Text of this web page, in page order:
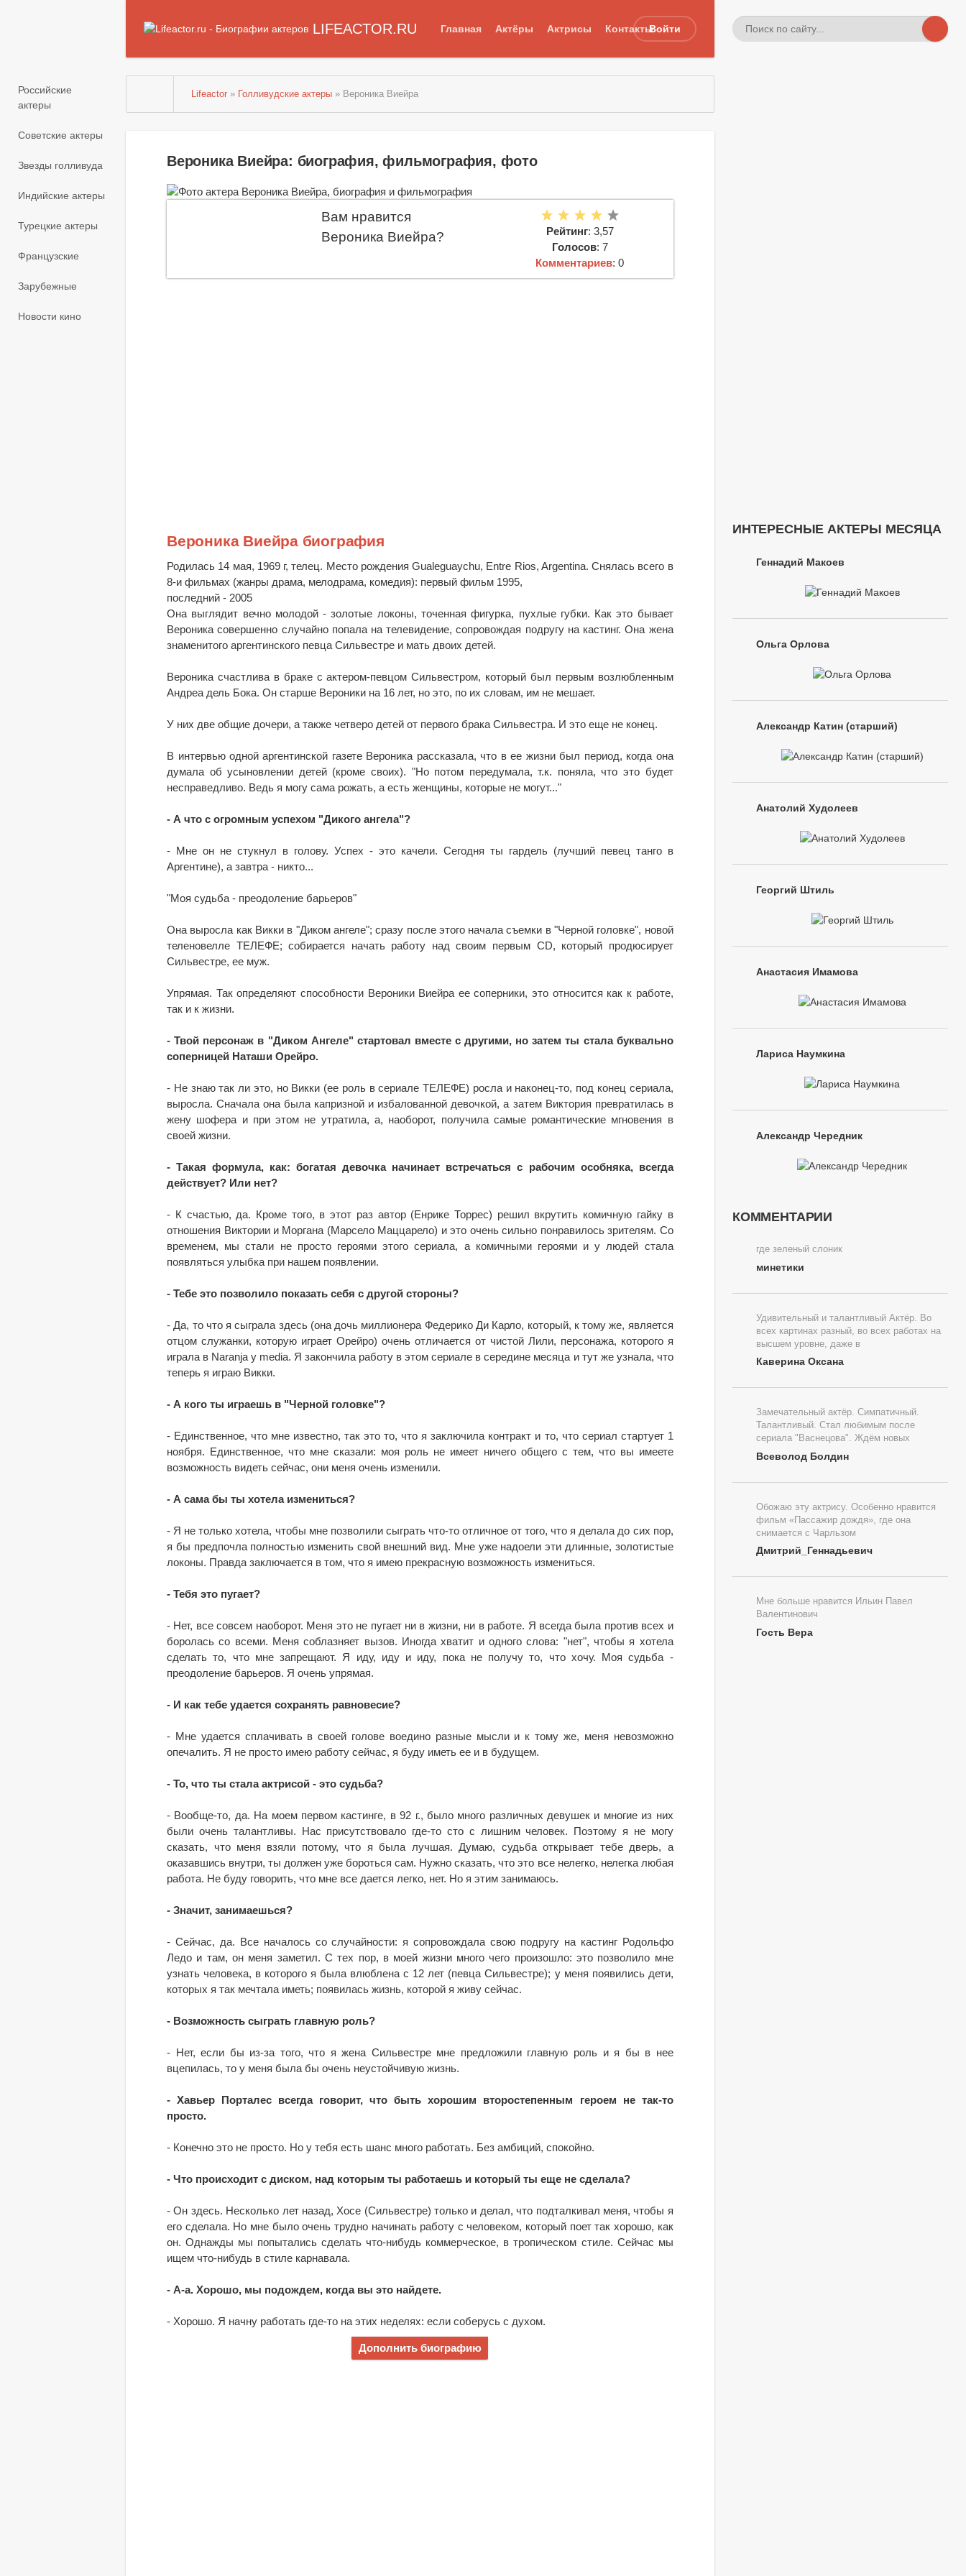
LIFEACTOR.RU Главная Актёры Актрисы КонтактыВойти
Российские
актеры
Советские актеры
Звезды голливуда
Индийские актеры
Турецкие актеры
Французские
Зарубежные
Новости кино
Lifeactor » Голливудские актеры » Вероника Виейра
Вероника Виейра: биография, фильмография, фото
Вам нравится
Вероника Виейра?
Рейтинг: 3,57
Голосов: 7
Комментариев: 0
Вероника Виейра биография
Родилась 14 мая, 1969 г, телец. Место рождения Gualeguaychu, Entre Rios, Argentina. Снялась всего в
8-и фильмах (жанры драма, мелодрама, комедия): первый фильм 1995,
последний - 2005
Она выглядит вечно молодой - золотые локоны, точенная фигурка, пухлые губки. Как это бывает
Вероника совершенно случайно попала на телевидение, сопровождая подругу на кастинг. Она жена
знаменитого аргентинского певца Сильвестре и мать двоих детей.
Вероника счастлива в браке с актером-певцом Сильвестром, который был первым возлюбленным
Андреа дель Бока. Он старше Вероники на 16 лет, но это, по их словам, им не мешает.
У них две общие дочери, а также четверо детей от первого брака Сильвестра. И это еще не конец.
В интервью одной аргентинской газете Вероника рассказала, что в ее жизни был период, когда она
думала об усыновлении детей (кроме своих). "Но потом передумала, т.к. поняла, что это будет
несправедливо. Ведь я могу сама рожать, а есть женщины, которые не могут..."
- А что с огромным успехом "Дикого ангела"?
- Мне он не стукнул в голову. Успех - это качели. Сегодня ты гардель (лучший певец танго в
Аргентине), а завтра - никто...
"Моя судьба - преодоление барьеров"
Она выросла как Викки в "Диком ангеле"; сразу после этого начала съемки в "Черной головке", новой
теленовелле ТЕЛЕФЕ; собирается начать работу над своим первым CD, который продюсирует
Сильвестре, ее муж.
Упрямая. Так определяют способности Вероники Виейра ее соперники, это относится как к работе,
так и к жизни.
- Твой персонаж в "Диком Ангеле" стартовал вместе с другими, но затем ты стала буквально
соперницей Наташи Орейро.
- Не знаю так ли это, но Викки (ее роль в сериале ТЕЛЕФЕ) росла и наконец-то, под конец сериала,
выросла. Сначала она была капризной и избалованной девочкой, а затем Виктория превратилась в
жену шофера и при этом не утратила, а, наоборот, получила самые романтические мгновения в
своей жизни.
- Такая формула, как: богатая девочка начинает встречаться с рабочим особняка, всегда
действует? Или нет?
- К счастью, да. Кроме того, в этот раз автор (Енрике Торрес) решил вкрутить комичную гайку в
отношения Виктории и Моргана (Марсело Маццарело) и это очень сильно понравилось зрителям. Со
временем, мы стали не просто героями этого сериала, а комичными героями и у людей стала
появляться улыбка при нашем появлении.
- Тебе это позволило показать себя с другой стороны?
- Да, то что я сыграла здесь (она дочь миллионера Федерико Ди Карло, который, к тому же, является
отцом служанки, которую играет Орейро) очень отличается от чистой Лили, персонажа, которого я
играла в Naranja y media. Я закончила работу в этом сериале в середине месяца и тут же узнала, что
теперь я играю Викки.
- А кого ты играешь в "Черной головке"?
- Единственное, что мне известно, так это то, что я заключила контракт и то, что сериал стартует 1
ноября. Единственное, что мне сказали: моя роль не имеет ничего общего с тем, что вы имеете
возможность видеть сейчас, они меня очень изменили.
- А сама бы ты хотела измениться?
- Я не только хотела, чтобы мне позволили сыграть что-то отличное от того, что я делала до сих пор,
я бы предпочла полностью изменить свой внешний вид. Мне уже надоели эти длинные, золотистые
локоны. Правда заключается в том, что я имею прекрасную возможность измениться.
- Тебя это пугает?
- Нет, все совсем наоборот. Меня это не пугает ни в жизни, ни в работе. Я всегда была против всех и
боролась со всеми. Меня соблазняет вызов. Иногда хватит и одного слова: "нет", чтобы я хотела
сделать то, что мне запрещают. Я иду, иду и иду, пока не получу то, что хочу. Моя судьба -
преодоление барьеров. Я очень упрямая.
- И как тебе удается сохранять равновесие?
- Мне удается сплачивать в своей голове воедино разные мысли и к тому же, меня невозможно
опечалить. Я не просто имею работу сейчас, я буду иметь ее и в будущем.
- То, что ты стала актрисой - это судьба?
- Вообще-то, да. На моем первом кастинге, в 92 г., было много различных девушек и многие из них
были очень талантливы. Нас присутствовало где-то сто с лишним человек. Поэтому я не могу
сказать, что меня взяли потому, что я была лучшая. Думаю, судьба открывает тебе дверь, а
оказавшись внутри, ты должен уже бороться сам. Нужно сказать, что это все нелегко, нелегка любая
работа. Не буду говорить, что мне все дается легко, нет. Но я этим занимаюсь.
- Значит, занимаешься?
- Сейчас, да. Все началось со случайности: я сопровождала свою подругу на кастинг Родольфо
Ледо и там, он меня заметил. С тех пор, в моей жизни много чего произошло: это позволило мне
узнать человека, в которого я была влюблена с 12 лет (певца Сильвестре); у меня появились дети,
которых я так мечтала иметь; появилась жизнь, которой я живу сейчас.
- Возможность сыграть главную роль?
- Нет, если бы из-за того, что я жена Сильвестре мне предложили главную роль и я бы в нее
вцепилась, то у меня была бы очень неустойчивую жизнь.
- Хавьер Порталес всегда говорит, что быть хорошим второстепенным героем не так-то
просто.
- Конечно это не просто. Но у тебя есть шанс много работать. Без амбиций, спокойно.
- Что происходит с диском, над которым ты работаешь и который ты еще не сделала?
- Он здесь. Несколько лет назад, Хосе (Сильвестре) только и делал, что подталкивал меня, чтобы я
его сделала. Но мне было очень трудно начинать работу с человеком, который поет так хорошо, как
он. Однажды мы попытались сделать что-нибудь коммерческое, в тропическом стиле. Сейчас мы
ищем что-нибудь в стиле карнавала.
- А-а. Хорошо, мы подождем, когда вы это найдете.
- Хорошо. Я начну работать где-то на этих неделях: если соберусь с духом.
Дополнить биографию
ИНТЕРЕСНЫЕ АКТЕРЫ МЕСЯЦА
Геннадий Макоев
Ольга Орлова
Александр Катин (старший)
Анатолий Худолеев
Георгий Штиль
Анастасия Имамова
Лариса Наумкина
Александр Чередник
КОММЕНТАРИИ
где зеленый слоник
минетики
Удивительный и талантливый Актёр. Во
всех картинах разный, во всех работах на
высшем уровне, даже в
Каверина Оксана
Замечательный актёр. Симпатичный.
Талантливый. Стал любимым после
сериала "Васнецова". Ждём новых
Всеволод Болдин
Обожаю эту актрису. Особенно нравится
фильм «Пассажир дождя», где она
снимается с Чарльзом
Дмитрий_Геннадьевич
Мне больше нравится Ильин Павел
Валентинович
Гость Вера